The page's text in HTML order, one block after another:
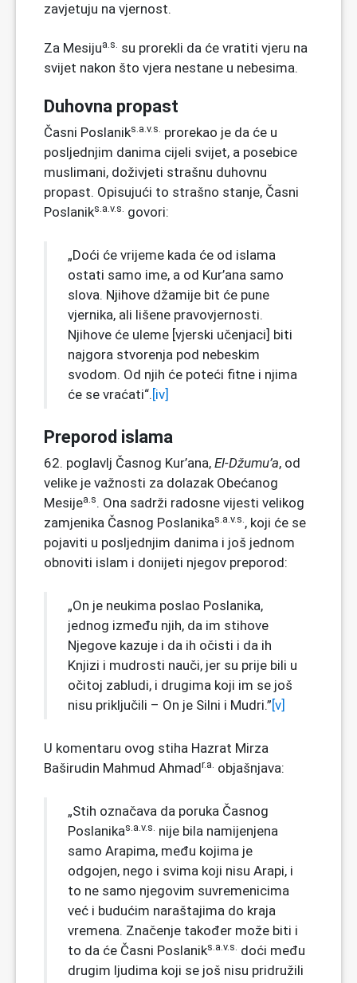
zavjetuju na vjernost.
Za Mesijua.s. su prorekli da će vratiti vjeru na
svijet nakon što vjera nestane u nebesima.
Duhovna propast
Časni Poslaniks.a.v.s. prorekao je da će u
posljednjim danima cijeli svijet, a posebice
muslimani, doživjeti strašnu duhovnu
propast. Opisujući to strašno stanje, Časni
Poslaniks.a.v.s. govori:
„Doći će vrijeme kada će od islama
ostati samo ime, a od Kur’ana samo
slova. Njihove džamije bit će pune
vjernika, ali lišene pravovjernosti.
Njihove će uleme [vjerski učenjaci] biti
najgora stvorenja pod nebeskim
svodom. Od njih će poteći fitne i njima
će se vraćati“.[iv]
Preporod islama
62. poglavlj Časnog Kur’ana, El-Džumu’a, od
velike je važnosti za dolazak Obećanog
Mesijea.s. Ona sadrži radosne vijesti velikog
zamjenika Časnog Poslanikas.a. v.s. , koji će se
pojaviti u posljednjim danima i još jednom
obnoviti islam i donijeti njegov preporod:
„On je neukima poslao Poslanika,
jednog između njih, da im stihove
Njegove kazuje i da ih očisti i da ih
Knjizi i mudrosti nauči, jer su prije bili u
očitoj zabludi, i drugima koji im se još
nisu priključili – On je Silni i Mudri.”[v]
U komentaru ovog stiha Hazrat Mirza
Baširudin Mahmud Ahmadr.a. objašnjava:
„Stih označava da poruka Časnog
Poslanikas.a.v.s. nije bila namijenjena
samo Arapima, među kojima je
odgojen, nego i svima koji nisu Arapi, i
to ne samo njegovim suvremenicima
već i budućim naraštajima do kraja
vremena. Značenje također može biti i
to da će Časni Poslaniks.a.v.s. doći među
drugim ljudima koji se još nisu pridružili